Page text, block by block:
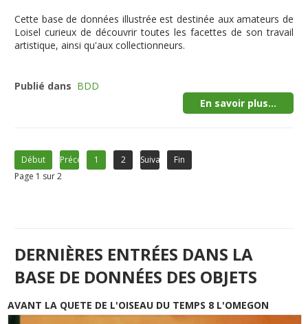
Cette base de données illustréeest destinée aux amateurs de
Loisel curieux de découvrir toutes les facettes de son travail
artistique, ainsi qu'aux collectionneurs.
Publié dans BDD
En savoir plus...
Début Précédent1 2 Suivant
Fin
Page 1 sur 2
DERNIÈRES ENTRÉES DANS LA
BASE DE DONNÉES DES OBJETS
AVANT LA QUETE DE L'OISEAU DU TEMPS 8 L'OMEGON